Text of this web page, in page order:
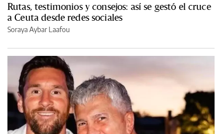
Rutas, testimonios y consejos: así se gestó el cruce
a Ceuta desde redes sociales
Soraya Aybar Laafou